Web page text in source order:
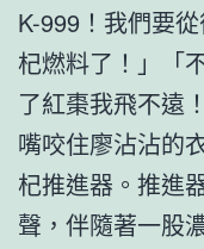
K-999！我們要
杞燃料了！」「
了紅棗我飛不遠
嘴咬住廖沾沾的
杞推進器。推進
聲，伴隨著一股